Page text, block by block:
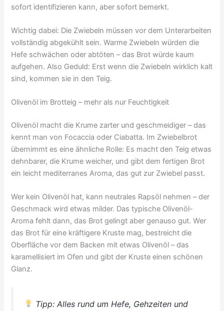
sofort identifizieren kann, aber sofort bemerkt.
Wichtig dabei: Die Zwiebeln müssen vor dem Unterarbeiten
vollständig abgekühlt sein. Warme Zwiebeln würden die
Hefe schwächen oder abtöten – das Brot würde kaum
aufgehen. Also Geduld: Erst wenn die Zwiebeln wirklich kalt
sind, kommen sie in den Teig.
Olivenöl im Brotteig – mehr als nur Feuchtigkeit
Olivenöl macht die Krume zarter und geschmeidiger – das
kennt man von Focaccia oder Ciabatta. Im Zwiebelbrot
übernimmt es eine ähnliche Rolle: Es macht den Teig etwas
dehnbarer, die Krume weicher, und gibt dem fertigen Brot
ein leicht mediterranes Aroma, das gut zur Zwiebel passt.
Wer kein Olivenöl hat, kann neutrales Rapsöl nehmen – der
Geschmack wird etwas milder. Das typische Olivenöl-
Aroma fehlt dann, das Brot gelingt aber genauso gut. Wer
das Brot für eine kräftigere Kruste mag, bestreicht die
Oberfläche vor dem Backen mit etwas Olivenöl – das
karamellisiert im Ofen und gibt der Kruste einen schönen
Glanz.
Tipp: Alles rund um Hefe, Gehzeiten und